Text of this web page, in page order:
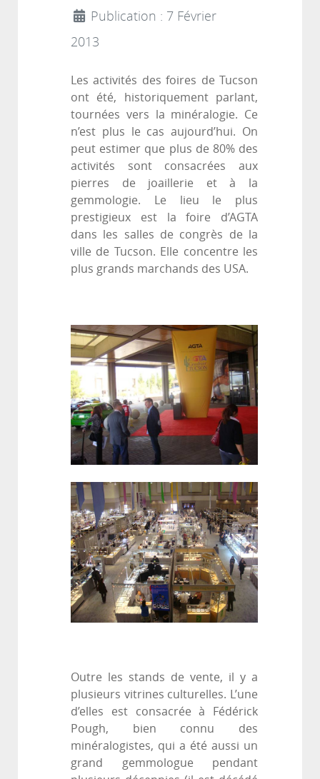
Publication : 7 Février
2013
Les activités des foires de Tucson
ont été, historiquement parlant,
tournées vers la minéralogie. Ce
n’est plus le cas aujourd’hui. On
peut estimer que plus de 80% des
activités sont consacrées aux
pierres de joaillerie et à la
gemmologie. Le lieu le plus
prestigieux est la foire d’AGTA
dans les salles de congrès de la
ville de Tucson. Elle concentre les
plus grands marchands des USA.
Outre les stands de vente, il y a
plusieurs vitrines culturelles. L’une
d’elles est consacrée à Fédérick
Pough, bien connu des
minéralogistes, qui a été aussi un
grand gemmologue pendant